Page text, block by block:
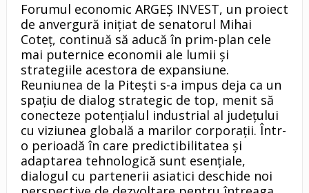
Forumul economic ARGEȘ INVEST, un proiect
de anvergură inițiat de senatorul Mihai
Coteț, continuă să aducă în prim-plan cele
mai puternice economii ale lumii și
strategiile acestora de expansiune.
Reuniunea de la Pitești s-a impus deja ca un
spațiu de dialog strategic de top, menit să
conecteze potențialul industrial al județului
cu viziunea globală a marilor corporații. Într-
o perioadă în care predictibilitatea și
adaptarea tehnologică sunt esențiale,
dialogul cu partenerii asiatici deschide noi